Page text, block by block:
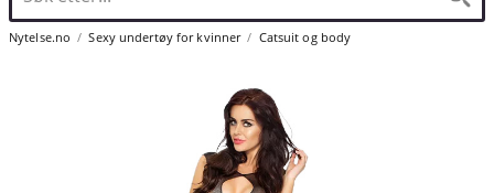
Nytelse.no Sexy undertøy for kvinner Catsuit og body